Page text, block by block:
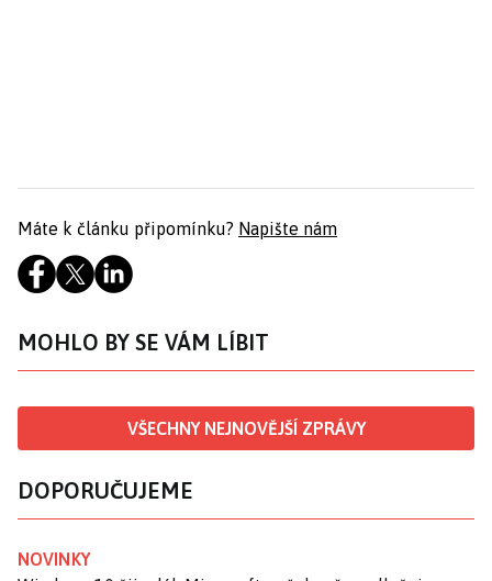
Máte k článku připomínku? Napište nám
MOHLO BY SE VÁM LÍBIT
VŠECHNY NEJNOVĚJŠÍ ZPRÁVY
DOPORUČUJEME
NOVINKY